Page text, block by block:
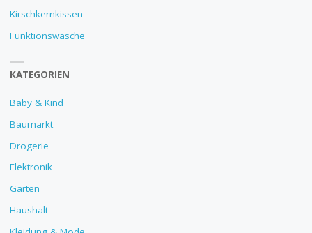
Kirschkernkissen
Funktionswäsche
KATEGORIEN
Baby & Kind
Baumarkt
Drogerie
Elektronik
Garten
Haushalt